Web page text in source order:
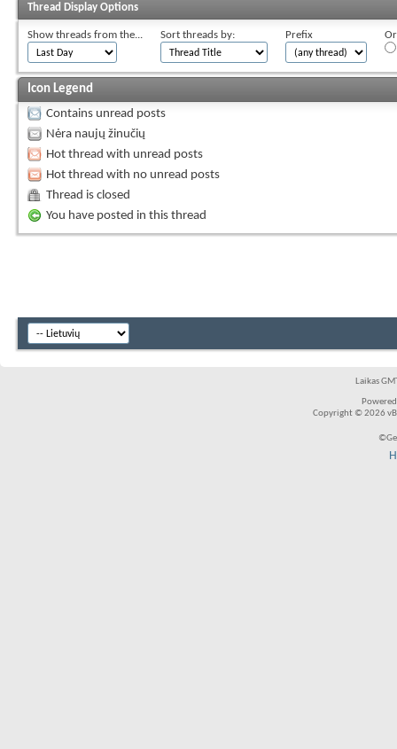
Thread Display Options
Show threads from the... Sort threads by: Prefix
Icon Legend
Contains unread posts
Nėra naujų žinučių
Hot thread with unread posts
Hot thread with no unread posts
Thread is closed
You have posted in this thread
Laikas
Copyright © 2026